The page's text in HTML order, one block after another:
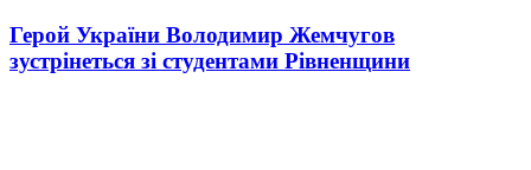
Герой України Володимир Жемчугов
зустрінеться зі студентами Рівненщини